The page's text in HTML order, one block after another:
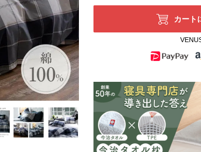
カート